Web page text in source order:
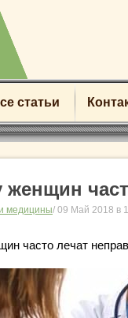
статьи
женщин
медицины/ 09 Май 2018 в
часто лечат